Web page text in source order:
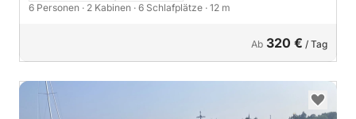
6 Personen · 2 Kabinen · 6 Schlafplätze · 12 m
Ab 320 € / Tag